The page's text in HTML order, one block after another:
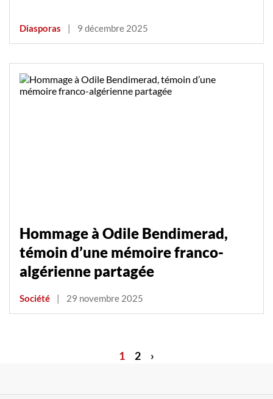
Diasporas | 9 décembre 2025
Hommage à Odile Bendimerad,
témoin d’une mémoire franco-
algérienne partagée
Société | 29 novembre 2025
1 2 ›